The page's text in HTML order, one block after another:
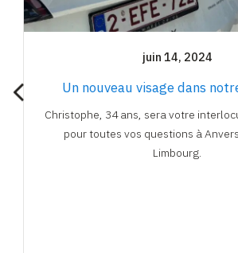
juin 14, 2024
Un nouveau visage dans
Christophe, 34 ans, sera votre
pour toutes vos questions à
Limbourg.